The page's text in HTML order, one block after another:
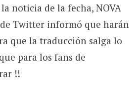
noticia de la fecha, NOVA
Twitter informó que harán
que la traducción salga lo
para los fans de
!!